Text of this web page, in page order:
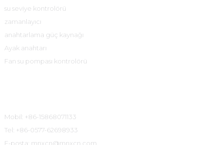
su seviye kontrolörü
zamanlayıcı
anahtarlama güç kaynağı
Ayak anahtarı
Fan su pompası kontrolörü
Mobil: +86-15868071133
Tel: +86-0577-62698933
E-posta: mnxcn@mnxcn.com